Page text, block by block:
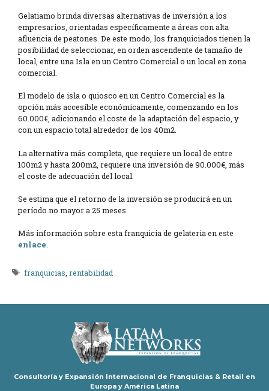
Gelatiamo brinda diversas alternativas de inversión a los
empresarios, orientadas específicamente a áreas con alta
afluencia de peatones. De este modo, los franquiciados tienen la
posibilidad de seleccionar, en orden ascendente de tamaño de
local, entre una Isla en un Centro Comercial o un local en zona
comercial.
El modelo de isla o quiosco en un Centro Comercial es la
opción más accesible económicamente, comenzando en los
60.000€, adicionando el coste de la adaptación del espacio, y
con un espacio total alrededor de los 40m2.
La alternativa más completa, que requiere un local de entre
100m2 y hasta 200m2, requiere una inversión de 90.000€, más
el coste de adecuación del local.
Se estima que el retorno de la inversión se producirá en un
período no mayor a 25 meses.
Más información sobre esta franquicia de gelateria en este
enlace
Etiquetas
franquicias ,rentabilidad
Consultoría y Expansión Internacional de Franquicias & Retail en
Europa y América Latina